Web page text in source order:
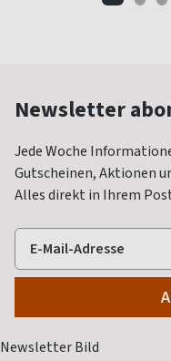
Newsletter
Jede Woche
Gutscheinen, Aktionen
Alles direkt in Ihrem